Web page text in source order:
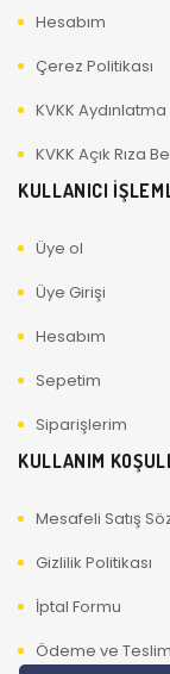
Hesabım
Çerez Politikası
KVKK
KVKK Açık Rıza
KULLANICI
Üye ol
Üye Girişi
Hesabım
Sepetim
Siparişlerim
KULLANIM
Mesafeli Satış
Gizlilik Politikası
İptal Formu
Ödeme ve